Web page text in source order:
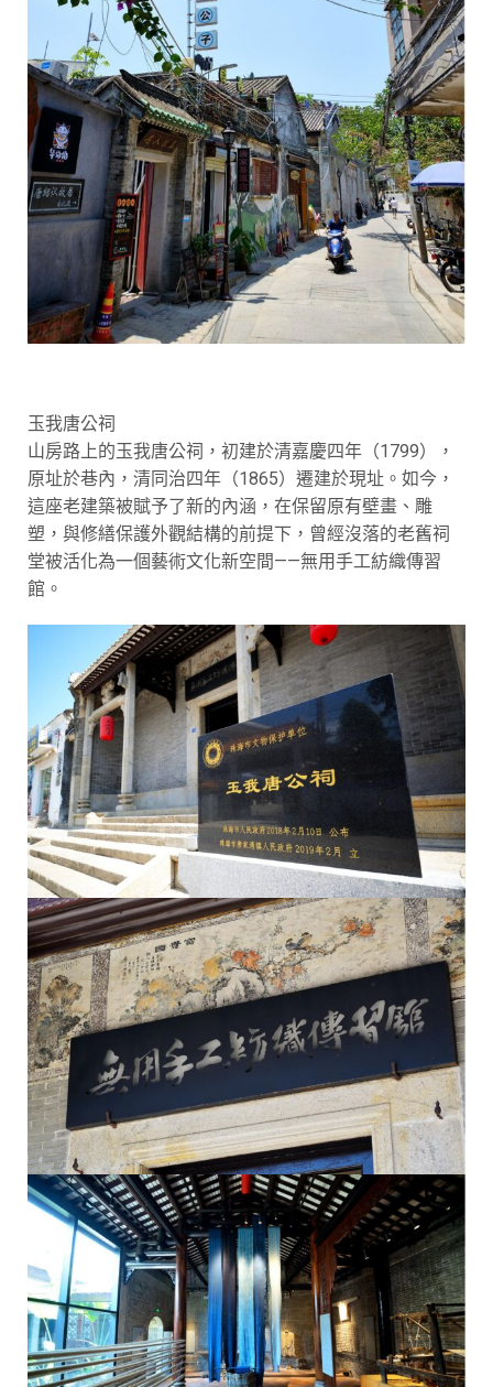
玉我唐公祠
山房路上的玉我唐公祠，初建於清嘉慶四年（1799），
原址於巷內，清同治四年（1865）遷建於現址。如今，
這座老建築被賦予了新的內涵，在保留原有壁畫、雕
塑，與修繕保護外觀結構的前提下，曾經沒落的老舊祠
堂被活化為一個藝術文化新空間——無用手工紡織傳習
館。